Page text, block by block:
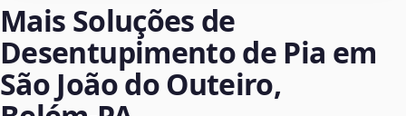
Mais Soluções de
Desentupimento de Pia em
São João do Outeiro,